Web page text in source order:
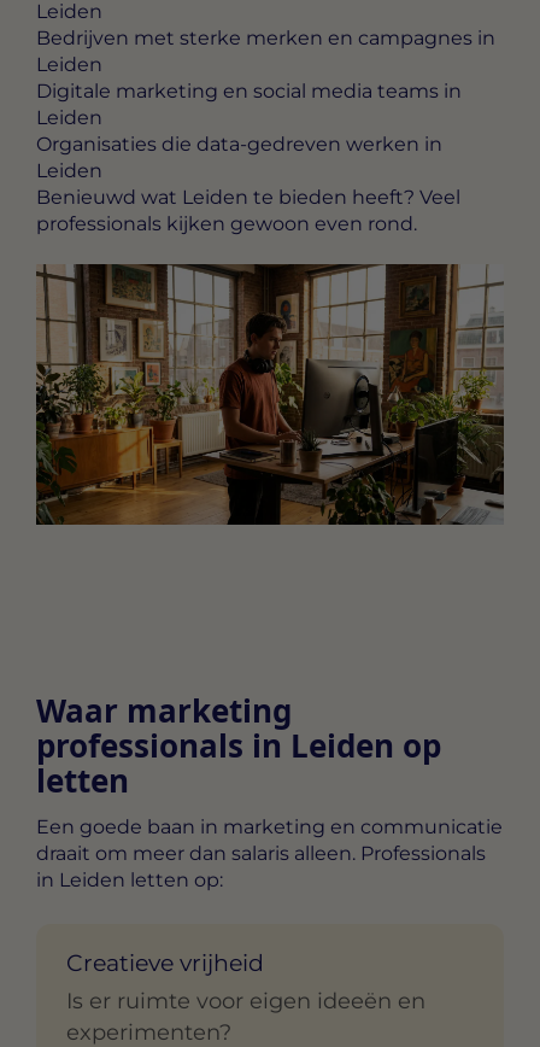
Leiden
Bedrijven met sterke merken en campagnes in
Leiden
Digitale marketing en social media teams in
Leiden
Organisaties die data-gedreven werken in
Leiden
Benieuwd wat Leiden te bieden heeft? Veel
professionals kijken gewoon even rond.
Waar marketing
professionals in Leiden op
letten
Een goede baan in marketing en communicatie
draait om meer dan salaris alleen. Professionals
in Leiden letten op:
Creatieve vrijheid
Is er ruimte voor eigen ideeën en
experimenten?